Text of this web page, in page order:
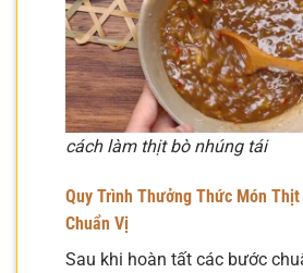
cách làm thịt bò nhúng tái
Quy Trình Thưởng Thức Món
Chuẩn Vị
Sau khi hoàn tất các bước